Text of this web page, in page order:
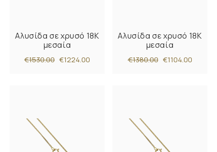
Αλυσίδα σε χρυσό 18Κ
μεσαία
€1530.00 €1224.00
Αλυσίδα σε χρυσό 18Κ
μεσαία
€1380.00 €1104.00